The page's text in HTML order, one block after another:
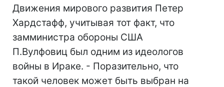
Движения мирового развития Петер
Хардстафф, учитывая тот факт, что
замминистра обороны США
П.Вулфовиц был одним из идеологов
войны в Ираке. - Поразительно, что
такой человек может быть выбран на